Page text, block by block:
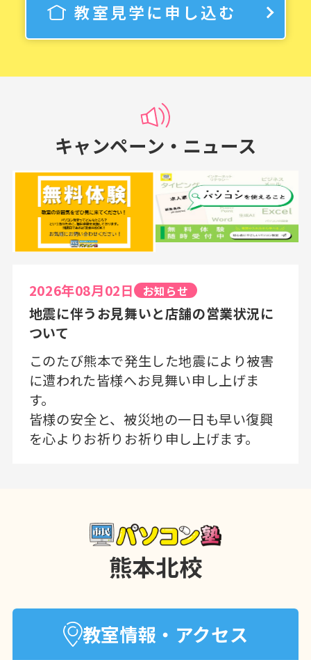
教室見学に申し込む
キャンペーン・ニュース
2026年08月02日 お知らせ
地震に伴うお見舞いと店舗の営業状況に
ついて
このたび熊本で発生した地震により被害
に遭われた皆様へお見舞い申し上げま
す。
皆様の安全と、被災地の一日も早い復興
を心よりお祈りお祈り申し上げます。
間となります。
引き続き、安全確保に努めながら、営業
今後とも市民パソコン塾熊本北校をよろ
しくお願いいたします。
熊本北校
教室情報・アクセス